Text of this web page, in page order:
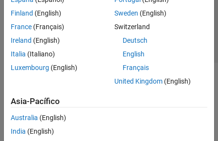
Finland (English)
France (Français)
Ireland (English)
Italia (Italiano)
Luxembourg (English)
Sweden (English)
Switzerland
Deutsch
English
Français
United Kingdom(English)
Asia-Pacífico
Australia (English)
India (English)
© 1994-2026 The MathWorks, Inc.